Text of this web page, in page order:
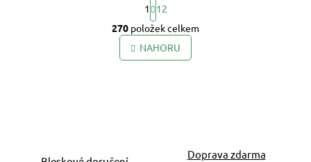
Ovládací prvky
Stránkování
1
12
270 položek celkem
NAHORU
Doprava zdarma